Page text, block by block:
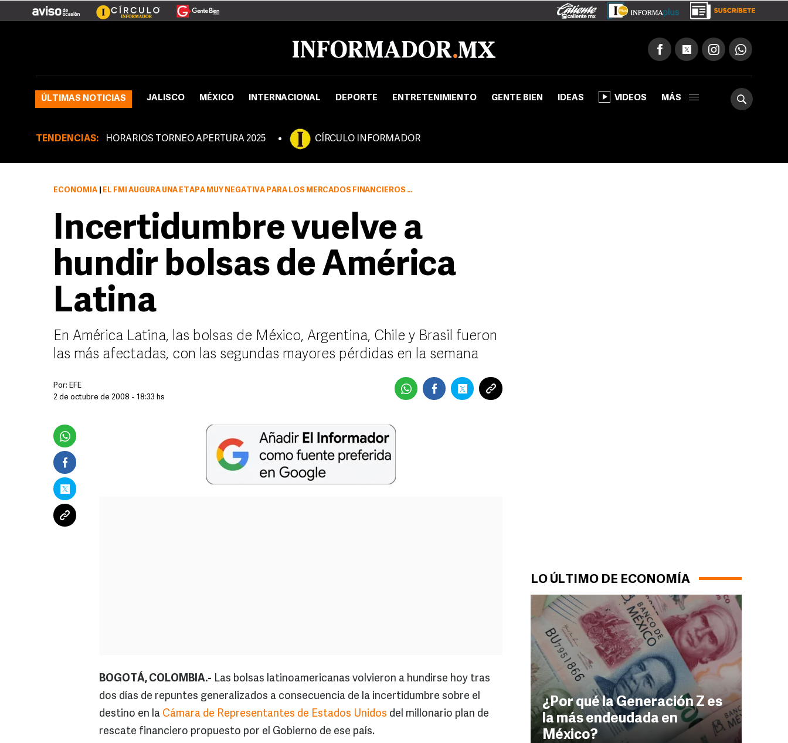
ÚLTIMAS NOTICIAS JALISCO MÉXICO INTERNACIONAL DEPORTE ENTRETENIMIENTO GENTE BIEN IDEAS VIDEOS MÁS
TENDENCIAS: HORARIOS TORNEO APERTURA 2025 CÍRCULO INFORMADOR
LO ÚLTIMO DE ECONOMÍA
¿Por qué la Generación Z es
la más endeudada en
México?
ECONOMÍA EL FMI AUGURA UNA ETAPA MUY NEGATIVA PARA LOS MERCADOS FINANCIEROS INTERNACIONALES
Incertidumbre vuelve a
hundir bolsas de América
Latina
En América Latina, las bolsas de México, Argentina, Chile y Brasil fueron
las más afectadas, con las segundas mayores pérdidas en la semana
Por: EFE
2 de octubre de 2008 - 18:33 hs
BOGOTÁ, COLOMBIA.- Las bolsas latinoamericanas volvieron a hundirse hoy tras
dos días de repuntes generalizados a consecuencia de la incertidumbre sobre el
destino en la Cámara de Representantes de Estados Unidos del millonario plan de
rescate financiero propuesto por el Gobierno de ese país.